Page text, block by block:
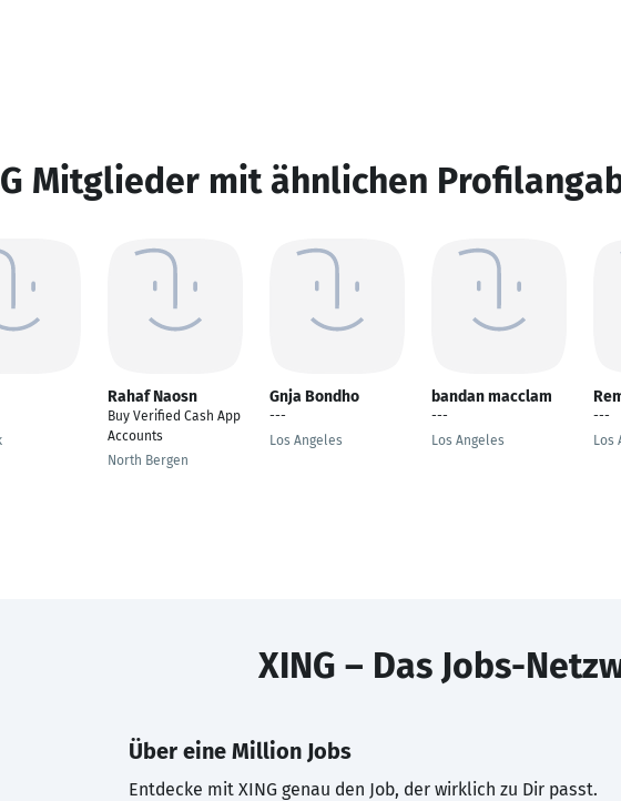
Mitglieder mit ähnlichen
Rahaf Naosn
Buy Verified Cash App
Accounts
North Bergen
Gnja Bondho
---
Los Angeles
bandan macclam
---
Los Angeles
---
Los
XING – Das Jobs-
Über eine Million Jobs
Entdecke mit XING genau den Job, der wirklich zu Dir passt.